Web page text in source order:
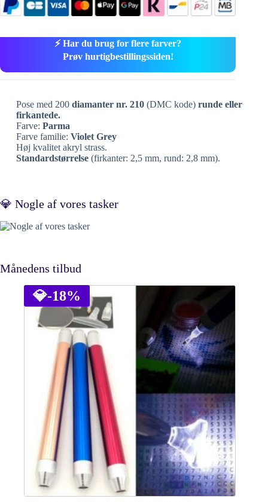
⚡ Har du brug for flere farver?
Prøv hurtigbestillingssiden!
Pose med 200 diamanter nr. 210(DMC kode) runde eller
firkantede.
Farve: Parma
Farve familie: Violet Grey
Høj kvalitet akryl strass.
Standardstørrelse(firkanter: 2,5 mm, rund: 2,8 mm).
💎 Nogle af vores tasker
Månedens tilbud
💎-18%